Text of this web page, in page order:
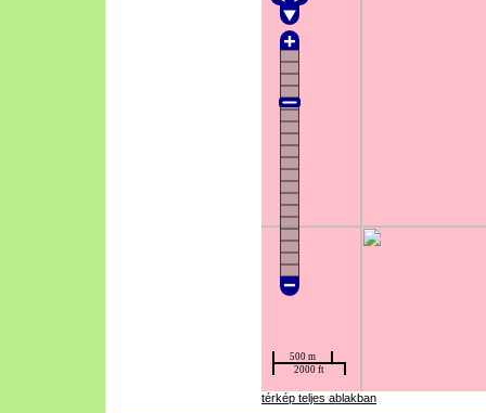
térkép teljes ablakban